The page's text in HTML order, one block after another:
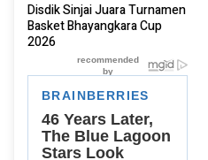
Disdik Sinjai Juara Turnamen
Basket Bhayangkara Cup
2026